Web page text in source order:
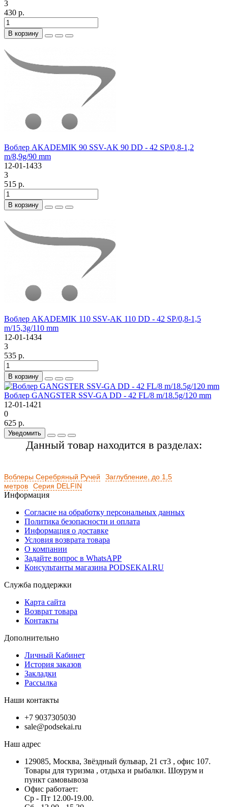
3
430 р.
В корзину
Воблер AKADEMIK 90 SSV-AK 90 DD - 42 SP/0,8-1,2
m/8,9g/90 mm
12-01-1433
3
515 р.
В корзину
Воблер AKADEMIK 110 SSV-AK 110 DD - 42 SP/0,8-1,5
m/15,3g/110 mm
12-01-1434
3
535 р.
В корзину
Воблер GANGSTER SSV-GA DD - 42 FL/8 m/18.5g/120 mm
12-01-1421
0
625 р.
Уведомить
Данный товар находится в разделах:
Воблеры Серебряный Ручей
Заглубление, до 1,5
метров
Серия DELFIN
Информация
Согласие на обработку персональных данных
Политика безопасности и оплата
Информация о доставке
Условия возврата товара
О компании
Задайте вопрос в WhatsAPP
Консультанты магазина PODSEKAI.RU
Служба поддержки
Карта сайта
Возврат товара
Контакты
Дополнительно
Личный Кабинет
История заказов
Закладки
Рассылка
Наши контакты
+7 9037305030
sale@podsekai.ru
Наш адрес
129085, Москва, Звёздный бульвар, 21 ст3 , офис 107.
Товары для туризма , отдыха и рыбалки. Шоурум и
пункт самовывоза
Офис работает:
Ср - Пт 12.00-19.00.